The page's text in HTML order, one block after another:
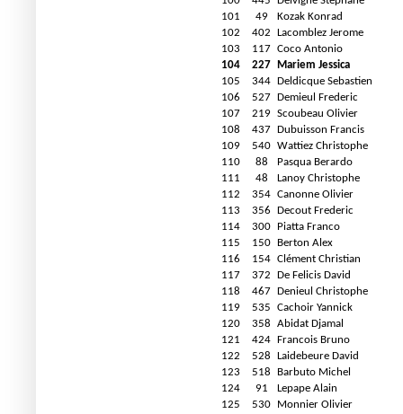
101
49
Kozak Konrad
102
402
Lacomblez Jerome
103
117 Coco Antonio
104
227
Mariem Jessica
105
344
Deldicque Sebastien
106
527
Demieul Frederic
107
219 Scoubeau Olivier
108
437
Dubuisson Francis
109
540 Wattiez Christophe
110
88
Pasqua Berardo
111
48
Lanoy Christophe
112
354 Canonne Olivier
113
356
Decout Frederic
114
300
Piatta Franco
115
150
Berton Alex
116
154 Clément Christian
117
372
De Felicis David
118
467
Denieul Christophe
119
535
Cachoir Yannick
120
358
Abidat Djamal
121
424
Francois Bruno
122
528
Laidebeure David
123
518
Barbuto Michel
124
91
Lepape Alain
125
530
Monnier Olivier